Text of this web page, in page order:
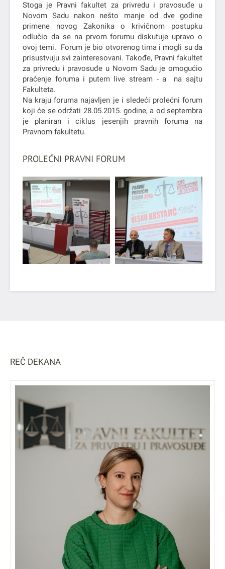
Stoga je Pravni fakultet za privredu i pravosuđe u
Novom Sadu nakon nešto manje od dve godine
primene novog Zakonika o krivičnom postupku
odlučio da se na prvom forumu diskutuje upravo o
ovoj temi. Forum je bio otvorenog tima i mogli su da
prisustvuju svi zainteresovani. Takođe, Pravni fakultet
za privredu i pravosuđe u Novom Sadu je omogućio
praćenje foruma i putem live stream - a na sajtu
Fakulteta.
Na kraju foruma najavljen je i sledeći prolećni forum
koji će se održati 28.05.2015. godine, a od septembra
je planiran i ciklus jesenjih pravnih foruma na
Pravnom fakultetu.
PROLEĆNI PRAVNI FORUM
REČ DEKANA